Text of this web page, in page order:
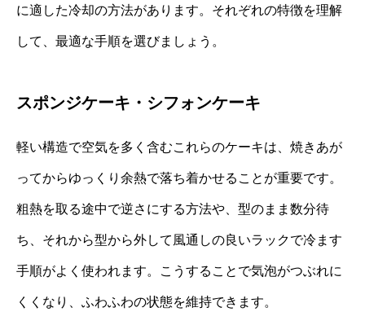
に適した冷却の方法があります。それぞれの特徴を理解
して、最適な手順を選びましょう。
スポンジケーキ・シフォンケーキ
軽い構造で空気を多く含むこれらのケーキは、焼きあが
ってからゆっくり余熱で落ち着かせることが重要です。
粗熱を取る途中で逆さにする方法や、型のまま数分待
ち、それから型から外して風通しの良いラックで冷ます
手順がよく使われます。こうすることで気泡がつぶれに
くくなり、ふわふわの状態を維持できます。